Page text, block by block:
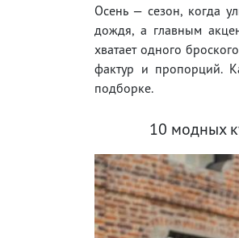
Осень — сезон, когда
дождя, а главным
хватает одного
фактур и пропорций.
подборке.
10 модных